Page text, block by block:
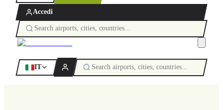
Accedi
IT